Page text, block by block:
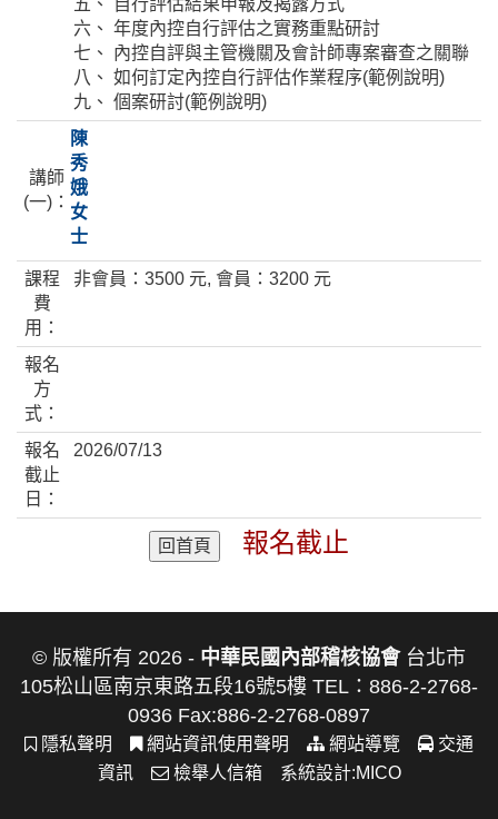
五、 自行評估結果申報及揭露方式
六、 年度內控自行評估之實務重點研討
七、 內控自評與主管機關及會計師專案審查之關聯
八、 如何訂定內控自行評估作業程序(範例說明)
九、 個案研討(範例說明)
講師
(一)：
陳
秀
娥
女
士
課程
費
用：
非會員：3500 元, 會員：3200 元
報名
方
式：
報名
截止
日：
2026/07/13
報名截止
© 版權所有 2026 - 中華民國內部稽核協會台北市
105松山區南京東路五段16號5樓 TEL：886-2-2768-
0936 Fax:886-2-2768-0897
隱私聲明 網站資訊使用聲明 網站導覽
交通
資訊
檢舉人信箱系統設計:MICO